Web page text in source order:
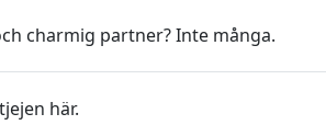
charmig partner? Inte många.
här.